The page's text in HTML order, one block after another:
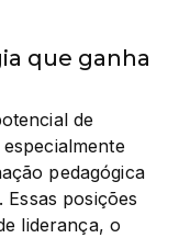
que ganha
de
pedagógica
posições
liderança, o